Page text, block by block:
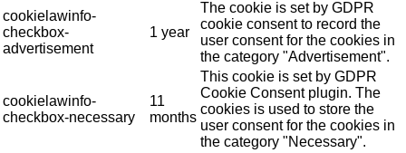
cookielawinfo-
checkbox-
advertisement
1 year
The cookie is set by GDPR
cookie consent to record the
user consent for the cookies in
the category "Advertisement".
cookielawinfo-
checkbox-necessary
11
months
This cookie is set by GDPR
Cookie Consent plugin. The
cookies is used to store the
user consent for the cookies in
the category "Necessary".